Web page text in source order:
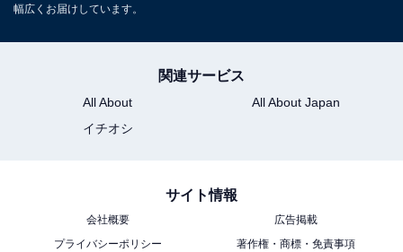
苦しみを感じて胸が苦しくなった」「サイコパスな表情
もやり場のない感じとか、最後は心から泣けたのかなと
か。凄い演技を見せられた」「こんなムロツヨシ初めて
次週はいよいよ最終回。すべての思いを吐き出すかのよ
幅広くお届けしています。
関連サービス
All About
All About Japan
イチオシ
サイト情報
会社概要
広告掲載
プライバシーポリシー
著作権・商標・免責事項